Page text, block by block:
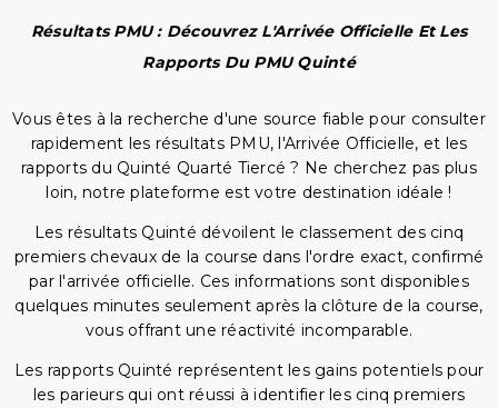
Résultats PMU : Découvrez L'Arrivée Officielle Et Les
Rapports Du PMU Quinté
Vous êtes à la recherche d'une source fiable pour consulter
rapidement les résultats PMU, l'Arrivée Officielle, et les
rapports du Quinté Quarté Tiercé ? Ne cherchez pas plus
loin, notre plateforme est votre destination idéale !
Les résultats Quinté dévoilent le classement des cinq
premiers chevaux de la course dans l'ordre exact, confirmé
par l'arrivée officielle. Ces informations sont disponibles
quelques minutes seulement après la clôture de la course,
vous offrant une réactivité incomparable.
Les rapports Quinté représentent les gains potentiels pour
les parieurs qui ont réussi à identifier les cinq premiers